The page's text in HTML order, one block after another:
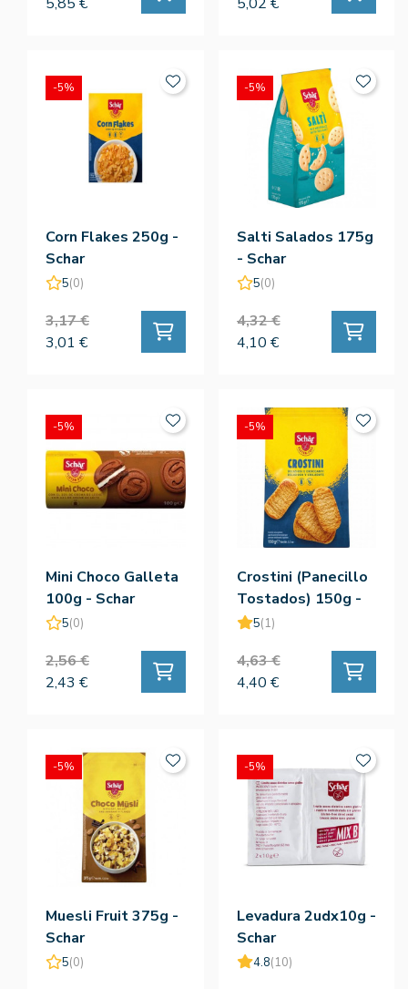
Corn Flakes 250g -
Schar
5(0)
3,17 €
3,01 €
-5%
Salti Salados 175g
- Schar
5(0)
4,32 €
4,10 €
-5%
Mini Choco Galleta
100g - Schar
5(0)
2,56 €
2,43 €
-5%
Crostini (Panecillo
Tostados) 150g -
Schar
5(1)
4,63 €
4,40 €
-5%
Muesli Fruit 375g -
Schar
5(0)
-5%
Levadura 2udx10g -
Schar
4.8(10)
-5%